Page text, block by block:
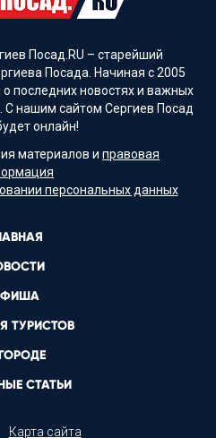
Посад.RU – старейший
Посада. Начиная с 2005
последних новостях и важных
С нашим сайтом Сергиев Посад
онлайн!
материалов и правовая
персональных данных
ТУРИСТОВ
СТАТЬИ
Карта сайта